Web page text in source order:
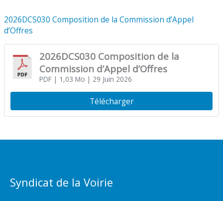
2026DCS030 Composition de la Commission d’Appel
d’Offres
2026DCS030 Composition de la
Commission d’Appel d’Offres
PDF| 1,03 Mo | 29 Juin 2026
Télécharger
Syndicat de la Voirie